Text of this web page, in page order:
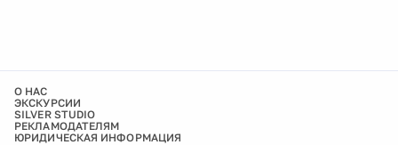
О НАС
ЭКСКУРСИИ
SILVER STUDIO
РЕКЛАМОДАТЕЛЯМ
ЮРИДИЧЕСКАЯ ИНФОРМАЦИЯ